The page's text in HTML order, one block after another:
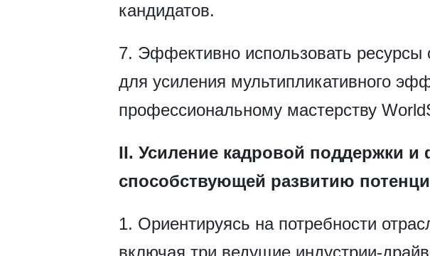
кандидатов.
7. Эффективно использовать ресурсы
для усиления мультипликативного
профессиональному мастерству
II. Усиление кадровой поддержки
способствующей развитию
1. Ориентируясь на потребности
включая три ведущие индустрии-